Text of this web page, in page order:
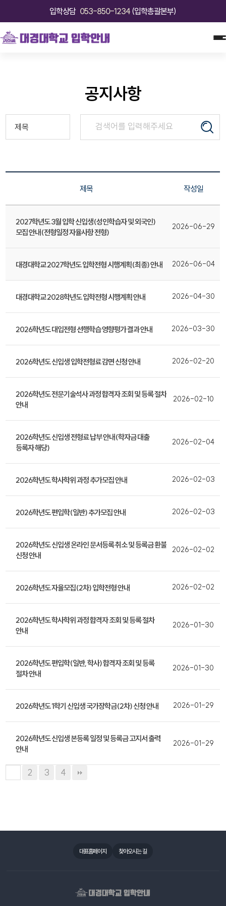
입학상담 053-850-1234 (입학총괄본부)
공지사항
제목 작성일
2027학년도 3월 입학 신입생(성인학습자 및 외국인)
모집 안내(전형일정 자율사항 전형)
2026-06-29
대경대학교 2027학년도 입학전형 시행계획(최종) 안내 2026-06-04
대경대학교 2028학년도 입학전형 시행계획 안내 2026-04-30
2026학년도 대입전형 선행학습 영향평가 결과 안내 2026-03-30
2026학년도 신입생 입학전형료 감면 신청 안내 2026-02-20
2026학년도 전문기술석사 과정 합격자 조회 및 등록 절차
안내
2026-02-10
2026학년도 신입생 전형료 납부 안내(학자금 대출
등록자 해당)
2026-02-04
2026학년도 학사학위 과정 추가모집 안내 2026-02-03
2026학년도 편입학(일반) 추가모집 안내 2026-02-03
2026학년도 신입생 온라인 문서등록 취소 및 등록금 환불
신청 안내
2026-02-02
2026학년도 자율모집(2차) 입학전형 안내 2026-02-02
2026학년도 학사학위 과정 합격자 조회 및 등록 절차
안내
2026-01-30
2026학년도 편입학(일반, 학사) 합격자 조회 및 등록
절차 안내
2026-01-30
2026학년도 1학기 신입생 국가장학금(2차) 신청 안내 2026-01-29
2026학년도 신입생 본등록 일정 및 등록금 고지서 출력
안내
2026-01-29
2 3 4
대표홈페이지 찾아오시는 길